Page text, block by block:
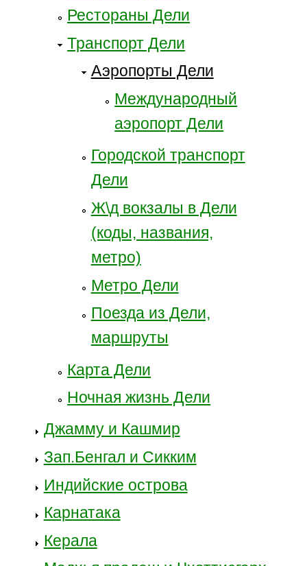
Рестораны Дели
Транспорт Дели
Аэропорты Дели
Международный
аэропорт Дели
Городской транспорт
Дели
Ж\д вокзалы в Дели
(коды, названия,
метро)
Метро Дели
Поезда из Дели,
маршруты
Карта Дели
Ночная жизнь Дели
Джамму и Кашмир
Зап.Бенгал и Сикким
Индийские острова
Карнатака
Керала